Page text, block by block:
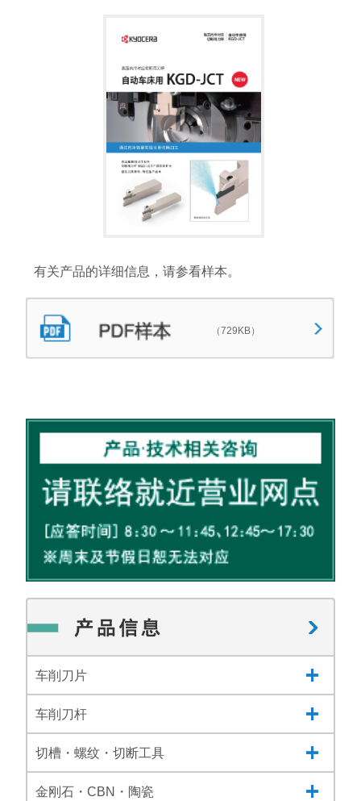
有关产品的详细信息，请参看样本。
（729KB）
车削刀片
车削刀杆
切槽・螺纹・切断工具
金刚石・CBN・陶瓷